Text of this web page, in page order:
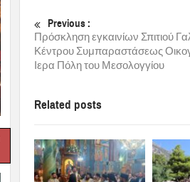
Previous :
Πρόσκληση εγκαινίων Σπιτιού
Κέντρου Συμπαραστάσεως
Ιερα Πόλη του Μεσολογγίου
Related posts